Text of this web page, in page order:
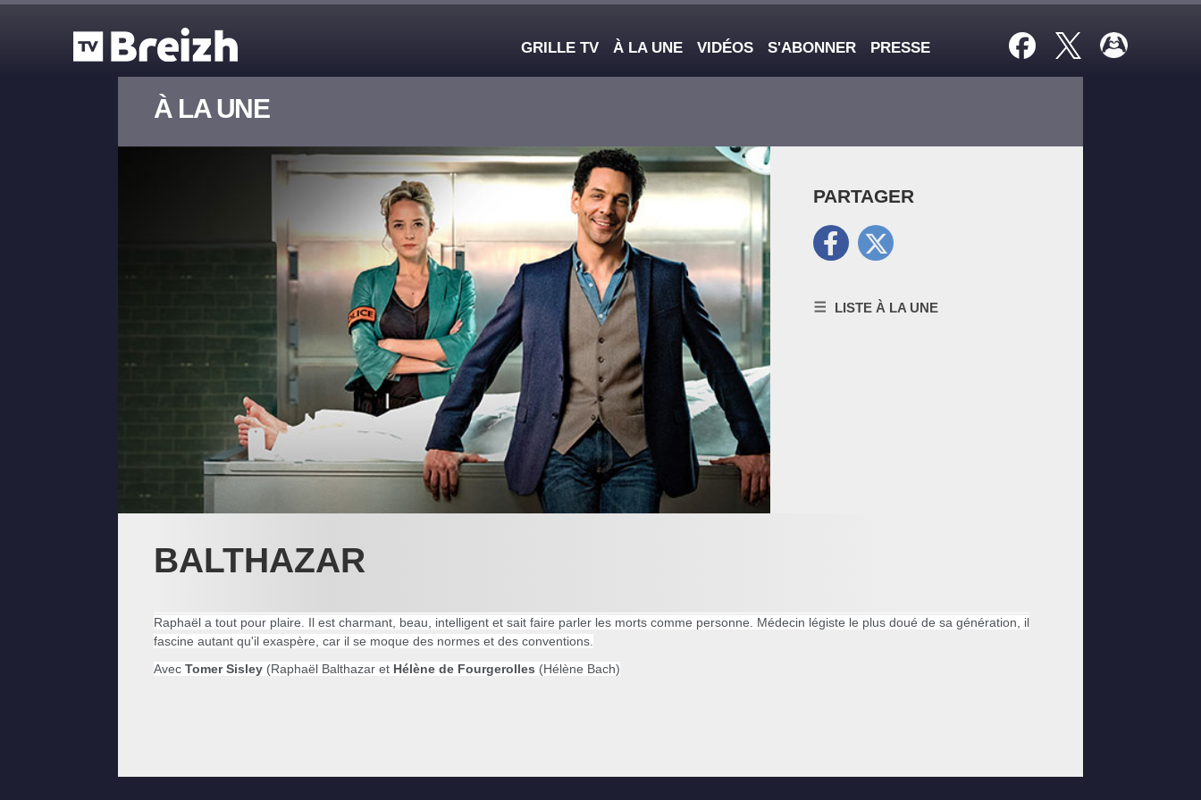
GRILLE TV À LA UNE VIDÉOS S'ABONNER PRESSE
À LA UNE
PARTAGER
LISTE À LA UNE
BALTHAZAR
Raphaël a tout pour plaire. Il est charmant, beau, intelligent et sait faire parler les morts comme personne. Médecin légiste le plus doué de sa génération, il
fascine autant qu'il exaspère, car il se moque des normes et des conventions.
Avec Tomer Sisley (Raphaël Balthazar et Hélène de Fourgerolles (Hélène Bach)